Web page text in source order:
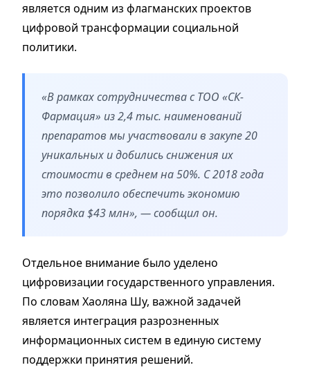
является одним из флагманских проектов
цифровой трансформации социальной
политики.
«В рамках сотрудничества с ТОО «СК-
Фармация» из 2,4 тыс. наименований
препаратов мы участвовали в закупе 20
уникальных и добились снижения их
стоимости в среднем на 50%. С 2018 года
это позволило обеспечить экономию
порядка $43 млн», — сообщил он.
Отдельное внимание было уделено
цифровизации государственного управления.
По словам Хаоляна Шу, важной задачей
является интеграция разрозненных
информационных систем в единую систему
поддержки принятия решений.